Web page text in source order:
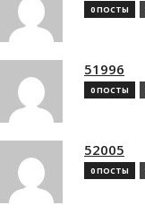
0 ПОСТЫ
51996
0 ПОСТЫ
52005
0 ПОСТЫ